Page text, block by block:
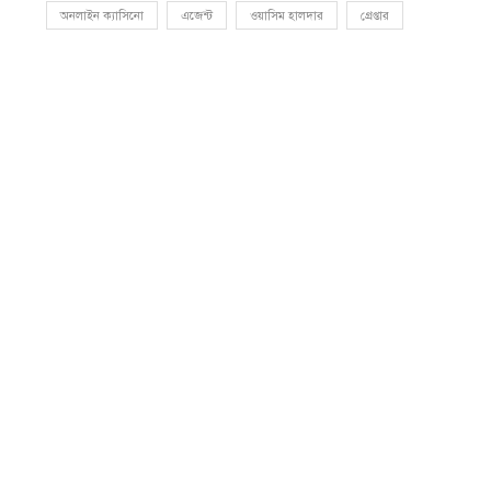
অনলাইন ক্যাসিনো এজেন্ট ওয়াসিম হালদার গ্রেপ্তার